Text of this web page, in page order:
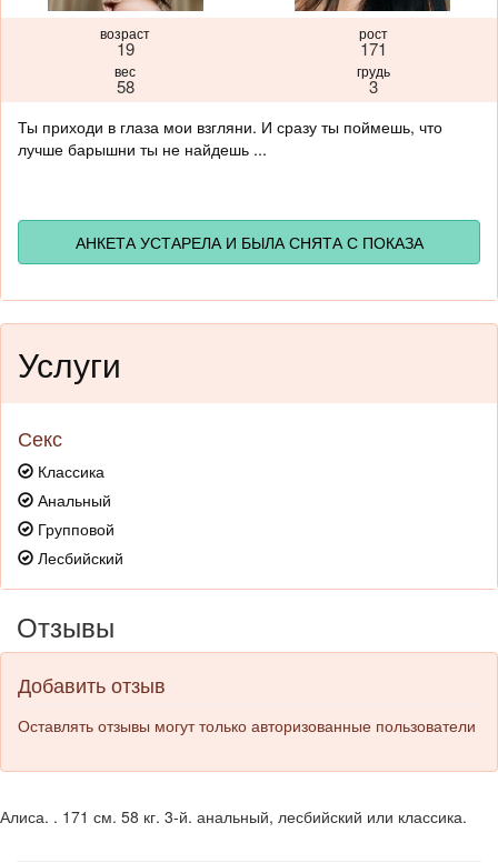
возраст
19
рост
171
вес
58
грудь
3
Ты приходи в глаза мои взгляни. И сразу ты поймешь, что
лучше барышни ты не найдешь ...
АНКЕТА УСТАРЕЛА И БЫЛА СНЯТА С ПОКАЗА
Услуги
Секс
Классика
Анальный
Групповой
Лесбийский
Отзывы
Добавить отзыв
Оставлять отзывы могут только авторизованные пользователи
Алиса. . 171 см. 58 кг. 3-й. анальный, лесбийский или классика.